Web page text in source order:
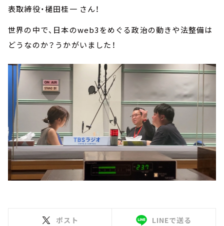
表取締役・樋田桂一 さん！
世界の中で、日本のweb3をめぐる政治の動きや法整備は
どうなのか？うかがいました！
ポスト LINEで送る